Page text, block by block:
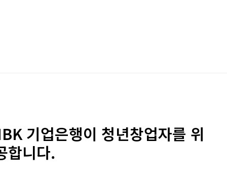
기업은행이 청년창업자를 위
합니다.